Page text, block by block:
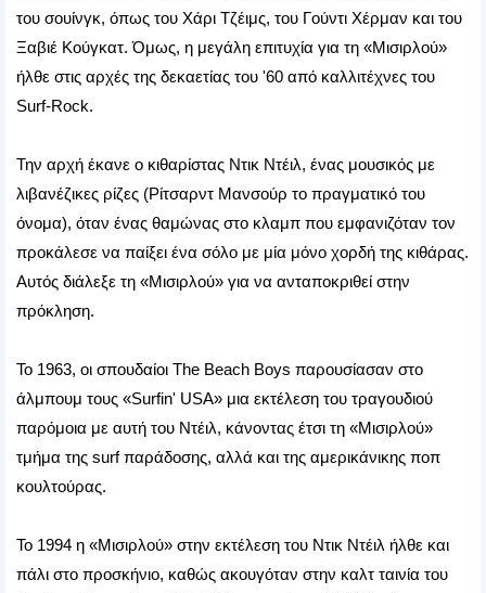
του σουίνγκ, όπως του Χάρι Τζέιμς, του Γούντι Χέρμαν και του
Ξαβιέ Κούγκατ. Όμως, η μεγάλη επιτυχία για τη «Μισιρλού»
ήλθε στις αρχές της δεκαετίας του '60 από καλλιτέχνες του
Surf-Rock.
Την αρχή έκανε ο κιθαρίστας Ντικ Ντέιλ, ένας μουσικός με
λιβανέζικες ρίζες (Ρίτσαρντ Μανσούρ το πραγματικό του
όνομα), όταν ένας θαμώνας στο κλαμπ που εμφανιζόταν τον
προκάλεσε να παίξει ένα σόλο με μία μόνο χορδή της κιθάρας.
Αυτός διάλεξε τη «Μισιρλού» για να ανταποκριθεί στην
πρόκληση.
Το 1963, οι σπουδαίοι The Beach Boys παρουσίασαν στο
άλμπουμ τους «Surfin' USA» μια εκτέλεση του τραγουδιού
παρόμοια με αυτή του Ντέιλ, κάνοντας έτσι τη «Μισιρλού»
τμήμα της surf παράδοσης, αλλά και της αμερικάνικης ποπ
κουλτούρας.
Το 1994 η «Μισιρλού» στην εκτέλεση του Ντικ Ντέιλ ήλθε και
πάλι στο προσκήνιο, καθώς ακουγόταν στην καλτ ταινία του